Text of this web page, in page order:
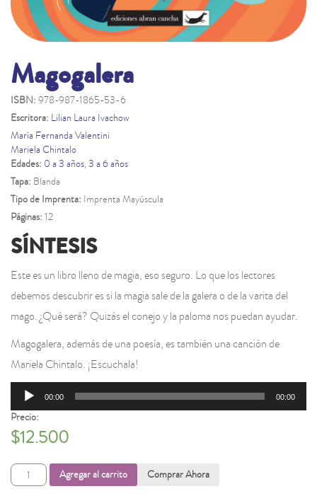
Magogalera
ISBN: 978-987-1865-53-6
Escritora: Lilian Laura Ivachow
María Fernanda Valentini
Mariela Chintalo
Edades: 0 a 3 años,3 a 6 años
Tapa: Blanda
Tipo de Imprenta: Imprenta Mayúscula
Páginas: 12
SÍNTESIS
Este es un libro lleno de magia, eso seguro. Lo que los lectores
debemos descubrir es si la magia sale de la galera o de la varita del
mago. ¿Qué será? Quizás el conejo y la paloma nos puedan ayudar.
Magogalera, además de una poesía, es también una canción de
Mariela Chintalo. ¡Escuchala!
Reproductor
audio
00:00 00:00
Precio:
$12.500
Magogalera
cantidad
Agregar al carrito Comprar Ahora